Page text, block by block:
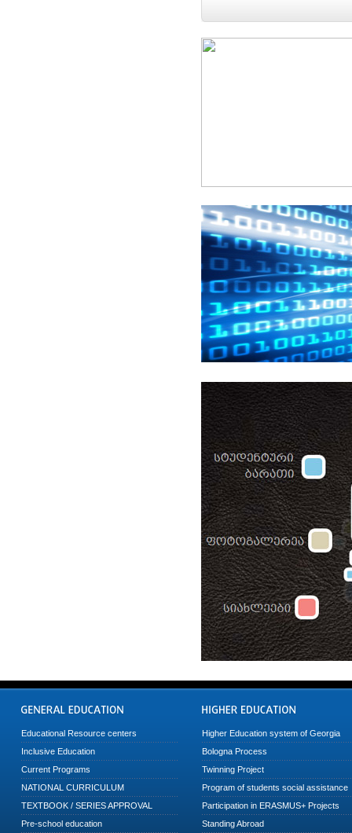
Educational Resource centers
Inclusive Education
Current Programs
NATIONAL CURRICULUM
TEXTBOOK / SERIES APPROVAL
Pre-school education
Higher Education system of Georgia
Bologna Process
Twinning Project
Program of students social assistance
Participation in ERASMUS+ Projects
Standing Abroad